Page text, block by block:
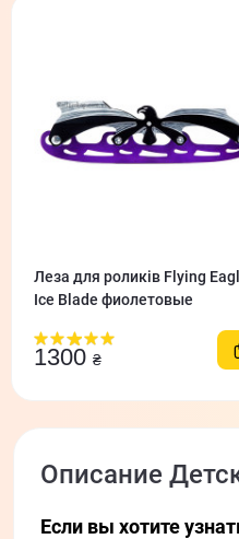
Леза для роликів Flying
Ice Blade фиолетовые
1300 ₴
Описание
Если вы хотите